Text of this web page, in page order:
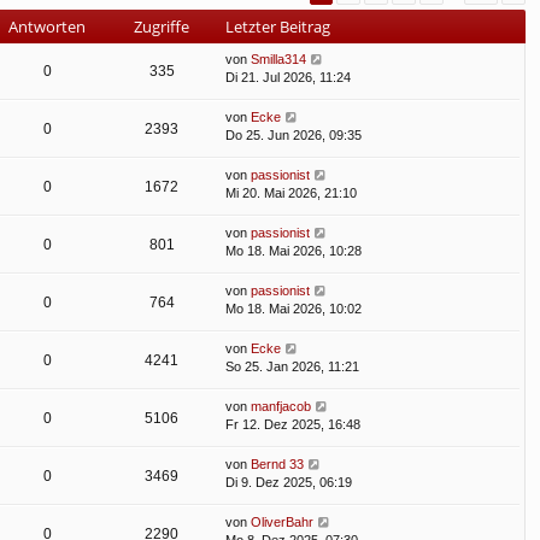
Antworten Zugriffe Letzter Beitrag
0 335
von Smilla314
Di 21. Jul 2026, 11:24
0 2393
von Ecke
Do 25. Jun 2026, 09:35
0 1672
von passionist
Mi 20. Mai 2026, 21:10
0 801
von passionist
Mo 18. Mai 2026, 10:28
0 764
von passionist
Mo 18. Mai 2026, 10:02
0 4241
von Ecke
So 25. Jan 2026, 11:21
0 5106
von manfjacob
Fr 12. Dez 2025, 16:48
0 3469
von Bernd 33
Di 9. Dez 2025, 06:19
0 2290
von OliverBahr